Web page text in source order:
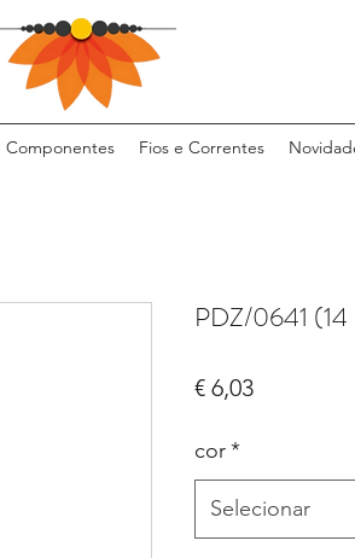
Componentes Fios e Correntes
PDZ/0641 (14
€ 6,03Preço
cor*
Selecionar